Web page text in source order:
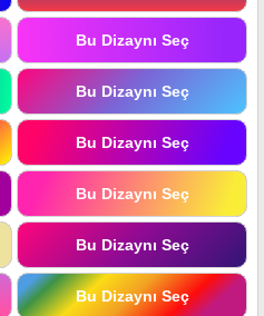
Bu Dizaynı Seç
Bu Dizaynı Seç
Bu Dizaynı Seç
Bu Dizaynı Seç
Bu Dizaynı Seç
Bu Dizaynı Seç